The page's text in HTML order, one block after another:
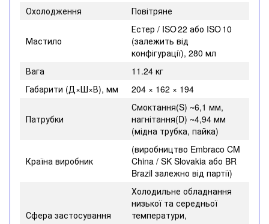
Охолодження
Повітряне
Мастило
Естер / ISO 22 або ISO 10
(залежить від
конфігурації), 280 мл
Вага
11.24 кг
Габарити (Д×Ш×В), мм
204 × 162 × 194
Патрубки
Смоктання(S) ~6,1 мм,
нагнітання(D) ~4,94 мм
(мідна трубка, пайка)
Країна виробник
(виробництво Embraco CM
China / SK Slovakia або BR
Brazil залежно від партії)
Сфера застосування
Холодильне обладнання
низької та середньої
температури,